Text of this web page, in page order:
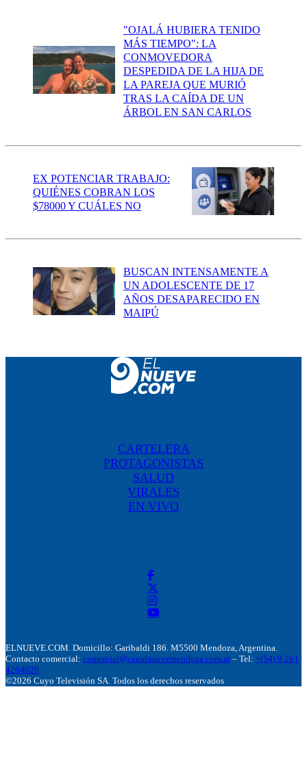
"OJALÁ HUBIERA TENIDO
MÁS TIEMPO": LA
CONMOVEDORA
DESPEDIDA DE LA HIJA DE
LA PAREJA QUE MURIÓ
TRAS LA CAÍDA DE UN
ÁRBOL EN SAN CARLOS
EX POTENCIAR TRABAJO:
QUIÉNES COBRAN LOS
$78000 Y CUÁLES NO
BUSCAN INTENSAMENTE A
UN ADOLESCENTE DE 17
AÑOS DESAPARECIDO EN
MAIPÚ
CARTELERA
PROTAGONISTAS
SALUD
VIRALES
EN VIVO
ELNUEVE.COM. Domicillo: Garibaldi 186. M5500 Mendoza, Argentina.
Contacto comercial: comercial@canalnuevemendoza.com.ar – Tel: +(54) 9 261
4204020
©2026 Cuyo Televisión SA. Todos los derechos reservados